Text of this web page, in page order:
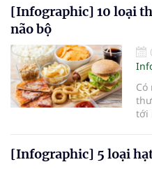
[Infographic] 10 loại
não bộ
tới
[Infographic] 5 loại